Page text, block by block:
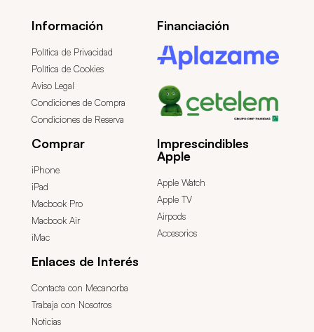
Información
Política de Privacidad
Política de Cookies
Aviso Legal
Condiciones de Compra
Condiciones de Reserva
Financiación
Comprar
iPhone
iPad
Macbook Pro
Macbook Air
iMac
Imprescindibles
Apple
Apple Watch
Apple TV
Airpods
Accesorios
Enlaces de Interés
Contacta con Mecanorba
Trabaja con Nosotros
Noticias